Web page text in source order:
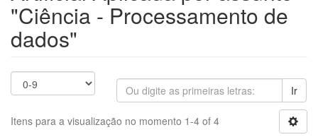
"Ciência - Processamento de
dados"
Ir
Itens para a visualização no momento 1-4 of 4